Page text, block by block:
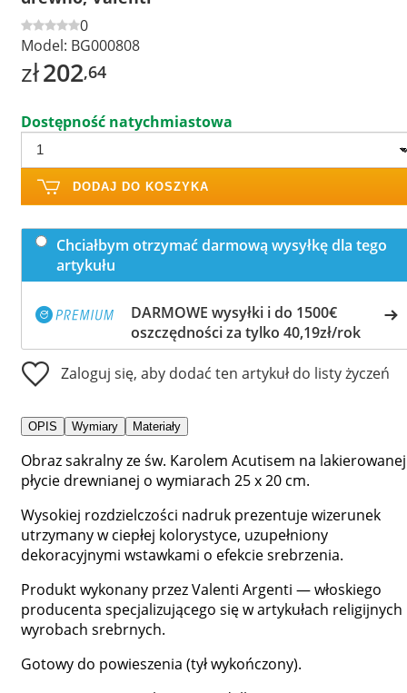
0
Model: BG000808
zł202,64
Dostępność natychmiastowa
DODAJ DO KOSZYKA
Chciałbym otrzymać darmową wysyłkę dla tego
artykułu
DARMOWE wysyłki i do 1500€
oszczędności za tylko 40,19zł/rok
Zaloguj się, aby dodać ten artykuł do listy życzeń
OPIS Wymiary Materiały
Obraz sakralny ze św. Karolem Acutisem na lakierowanej
płycie drewnianej o wymiarach 25 x 20 cm.
Wysokiej rozdzielczości nadruk prezentuje wizerunek
utrzymany w ciepłej kolorystyce, uzupełniony
dekoracyjnymi wstawkami o efekcie srebrzenia.
Produkt wykonany przez Valenti Argenti — włoskiego
producenta specjalizującego się w artykułach religijnych
wyrobach srebrnych.
Gotowy do powieszenia (tył wykończony).